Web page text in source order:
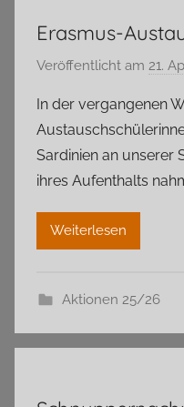
Erasmus-
Veröffentlicht am 21.
In der vergangenen
Sardinien an unserer
ihres Aufenthalts
Weiterlesen
Aktionen 25/26